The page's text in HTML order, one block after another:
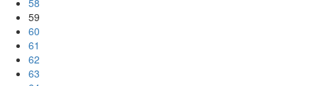
58
59
60
61
62
63